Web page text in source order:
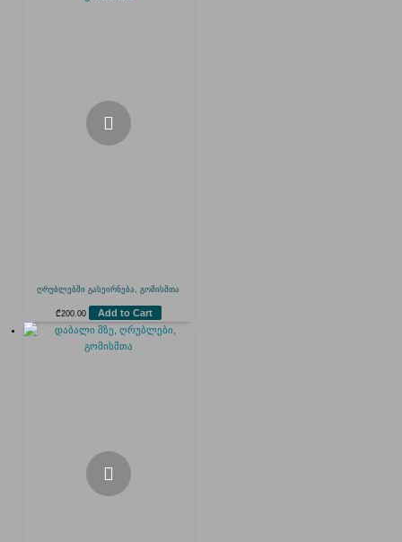
ღრუბლებში გასეირნება, გომისმთა
₾200.00 Add to Cart